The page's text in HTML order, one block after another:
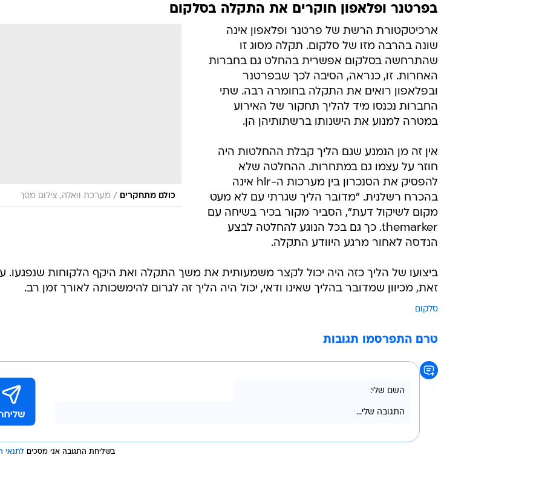
בפרטנר ופלאפון חוקרים את התקלה בסלקום
כולם מתחקרים / מערכת וואלה, צילום מסך
ארכיטקטורת הרשת של פרטנר ופלאפון אינה
שונה בהרבה מזו של סלקום. תקלה מסוג זו
שהתרחשה בסלקום אפשרית בהחלט גם בחברות
האחרות. זו, כנראה, הסיבה לכך שבפרטנר
ובפלאפון רואים את התקלה בחומרה רבה. שתי
החברות נכנסו מיד להליך תחקור של האירוע
במטרה למנוע את הישנותו ברשתותיהן הן.
אין זה מן הנמנע שגם הליך קבלת ההחלטות היה
חוזר על עצמו גם במתחרות. ההחלטה שלא
להפסיק את הסנכרון בין מערכות ה-hlr אינה
בהכרח רשלנית. "מדובר הליך שגרתי עם לא מעט
מקום לשיקול דעת", הסביר מקור בכיר בשיחה עם
themarker. כך גם בכל הנוגע להחלטה לבצע
הנדסה לאחור מרגע היוודע התקלה.
ביצועו של הליך כזה היה יכול לקצר משמעותית את משך התקלה ואת היקף הלקוחות שנפגעו.
זאת, מכיוון שמדובר בהליך שאינו ודאי, יכול היה הליך זה לגרום להימשכותה לאורך זמן רב.
סלקום
טרם התפרסמו תגובות
בשליחת התגובה אני מסכים לתנאי